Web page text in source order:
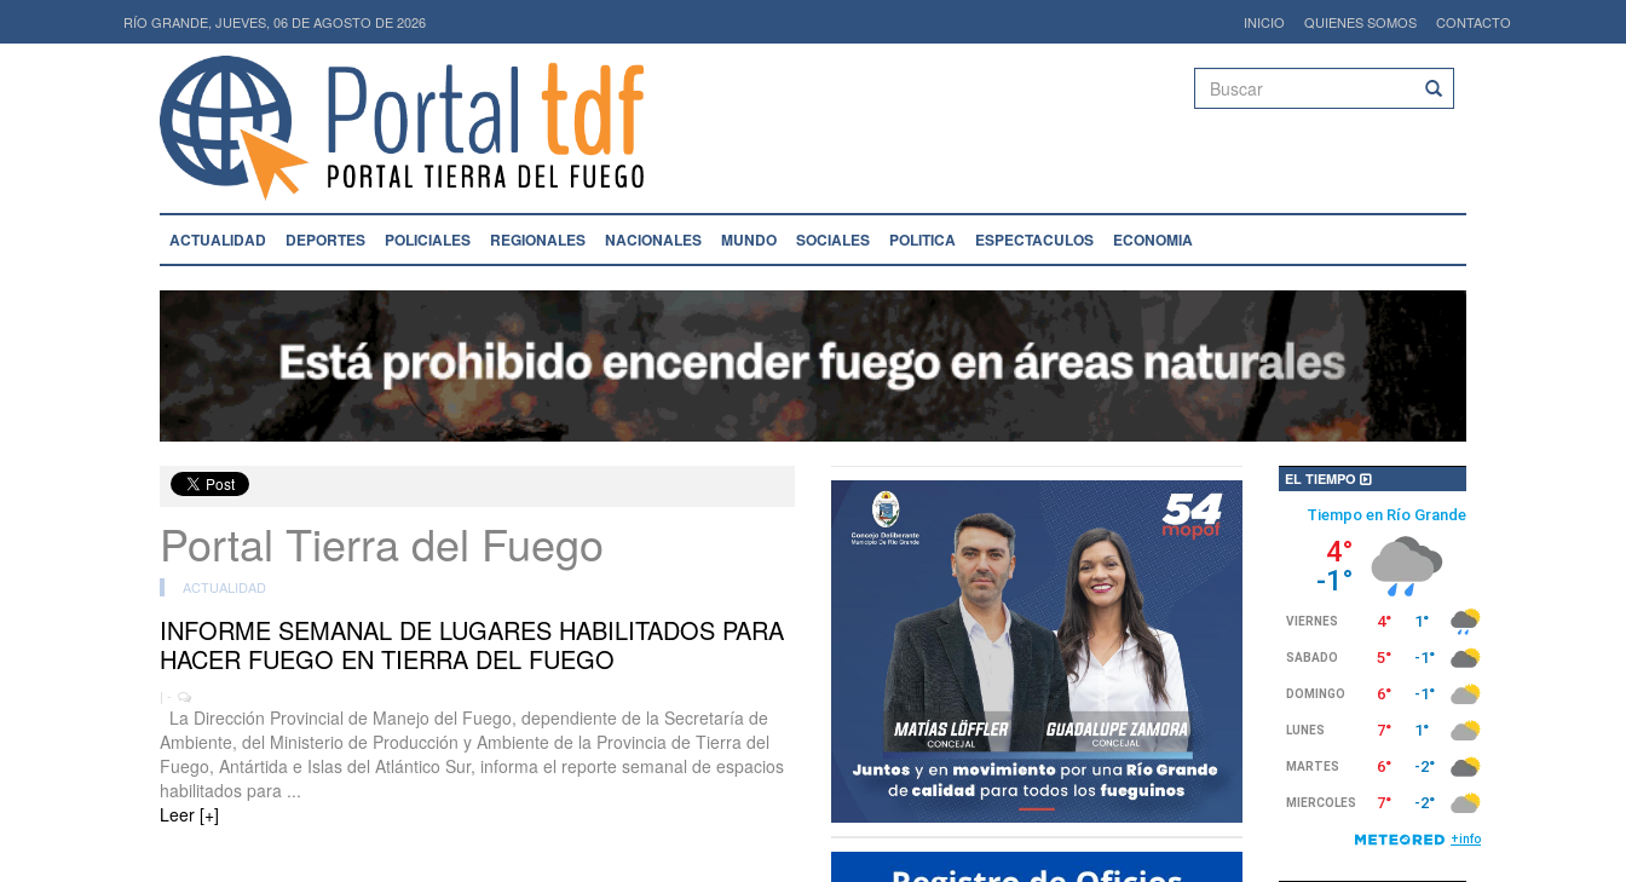
RÍO GRANDE, JUEVES, 06 DE AGOSTO DE 2026 INICIO QUIENES SOMOS CONTACTO
Buscar
ACTUALIDAD DEPORTES POLICIALES REGIONALES NACIONALES MUNDO SOCIALES POLITICA ESPECTACULOS ECONOMIA
Portal Tierra del Fuego
ACTUALIDAD
INFORME SEMANAL DE LUGARES HABILITADOS PARA
HACER FUEGO EN TIERRA DEL FUEGO
| -
La Dirección Provincial de Manejo del Fuego, dependiente de la Secretaría de
Ambiente, del Ministerio de Producción y Ambiente de la Provincia de Tierra del
Fuego, Antártida e Islas del Atlántico Sur, informa el reporte semanal de espacios
habilitados para ...
Leer [+]
EL TIEMPO